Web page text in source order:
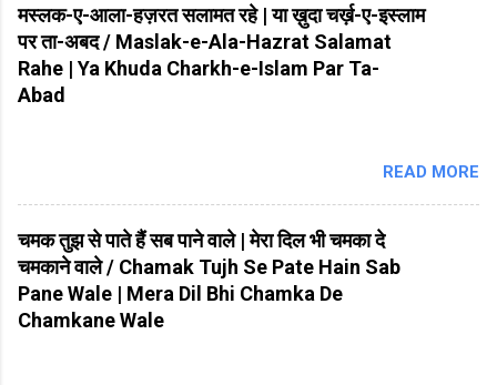
मस्लक-ए-आला-हज़रत सलामत रहे | या ख़ुदा चर्ख़-ए-इस्लाम
पर ता-अबद / Maslak-e-Ala-Hazrat Salamat
Rahe | Ya Khuda Charkh-e-Islam Par Ta-
Abad
READ MORE
चमक तुझ से पाते हैं सब पाने वाले | मेरा दिल भी चमका दे
चमकाने वाले / Chamak Tujh Se Pate Hain Sab
Pane Wale | Mera Dil Bhi Chamka De
Chamkane Wale